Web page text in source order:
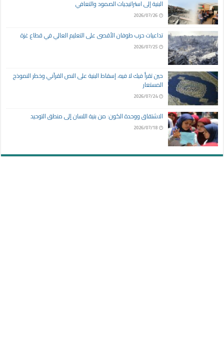
البنية إلى استراتيجيات الصمود والتعافي
2026/07/26
تداعيات حرب طوفان الأقصى على التعليم العالي في قطاع غزة
2026/07/25
حين تقرأ فيك لا فيه، إسقاط البنية على النص القرآني وخطر النموذج
المستعار
2026/07/24
الاشتقاق ووحدة الكون: من بنية اللسان إلى منطق التوحيد
2026/07/18